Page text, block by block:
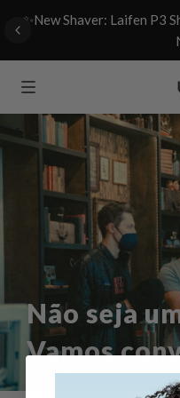
✨New Shaver: Laifen P3
Não seja
Vamos